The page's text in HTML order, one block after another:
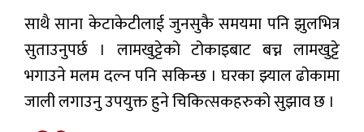
साथै साना केटाकेटीलाई जुनसुकै समयमा पनि झुलभित्र
सुताउनुपर्छ । लामखुट्टेको टोकाइबाट बच्न लामखुट्टे
भगाउने मलम दल्न पनि सकिन्छ । घरका झ्याल ढोकामा
जाली लगाउनु उपयुक्त हुने चिकित्सकहरुको सुझाव छ ।